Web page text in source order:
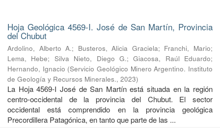
Hoja Geológica 4569-I. José de San Martín, Provincia
del Chubut
Ardolino, Alberto A.; Busteros, Alicia Graciela; Franchi, Mario;
Lema, Hebe; Silva Nieto, Diego G.;Giacosa, Raúl Eduardo;
Hernando, Ignacio (Servicio Geológico Minero Argentino. Instituto
de Geología y Recursos Minerales., 2023)
La Hoja 4569-I José de San Martín está situada en la región
centro-occidental de la provincia del Chubut. El sector
occidental está comprendido en la provincia geológica
Precordillera Patagónica, en tanto que parte de las ...